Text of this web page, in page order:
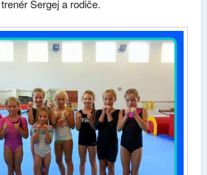
Sergej a rodiče.